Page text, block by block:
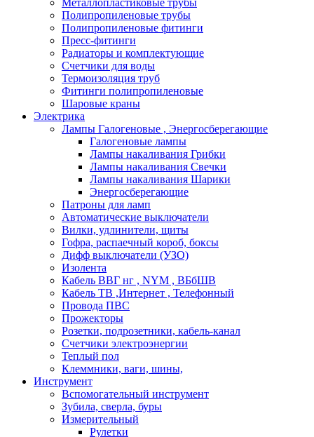
Металлопластиковые трубы
Полипропиленовые трубы
Полипропиленовые фитинги
Пресс-фитинги
Радиаторы и комплектующие
Счетчики для воды
Термоизоляция труб
Фитинги полипропиленовые
Шаровые краны
Электрика
Лампы Галогеновые , Энергосберегающие
Галогеновые лампы
Лампы накаливания Грибки
Лампы накаливания Свечки
Лампы накаливания Шарики
Энергосберегающие
Патроны для ламп
Автоматические выключатели
Вилки, удлинители, щиты
Гофра, распаечный короб, боксы
Дифф выключатели (УЗО)
Изолента
Кабель ВВГ нг , NYM , ВБбШВ
Кабель ТВ ,Интернет , Телефонный
Провода ПВС
Прожекторы
Розетки, подрозетники, кабель-канал
Счетчики электроэнергии
Теплый пол
Клеммники, ваги, шины,
Инструмент
Вспомогательный инструмент
Зубила, сверла, буры
Измерительный
Рулетки